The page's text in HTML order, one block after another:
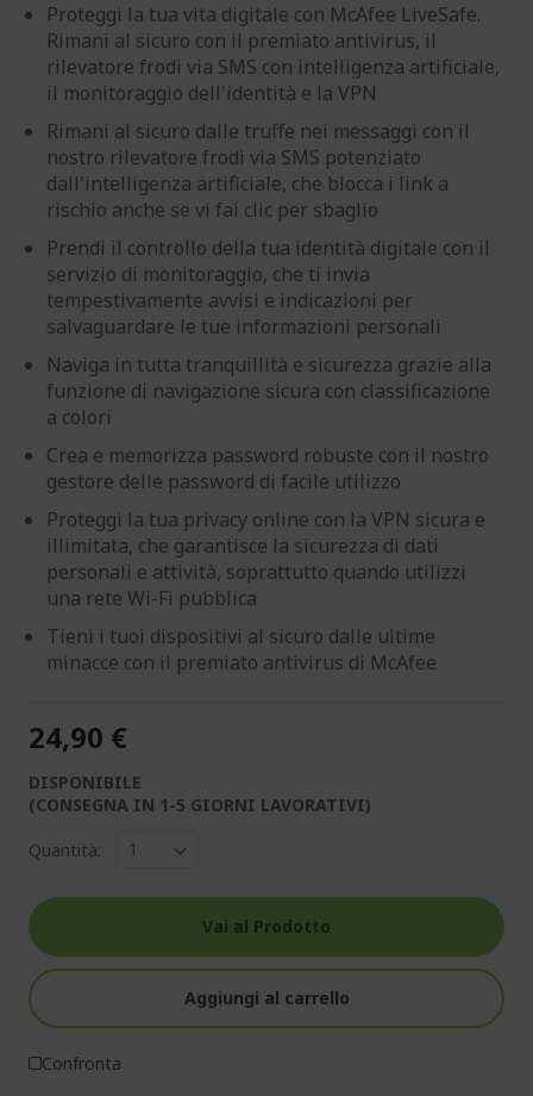
Proteggi la tua vita digitale con McAfee LiveSafe.
Rimani al sicuro con il premiato antivirus, il
rilevatore frodi via SMS con intelligenza artificiale,
il monitoraggio dell'identità e la VPN
Rimani al sicuro dalle truffe nei messaggi con il
nostro rilevatore frodi via SMS potenziato
dall'intelligenza artificiale, che blocca i link a
rischio anche se vi fai clic per sbaglio
Prendi il controllo della tua identità digitale con il
servizio di monitoraggio, che ti invia
tempestivamente avvisi e indicazioni per
salvaguardare le tue informazioni personali
Naviga in tutta tranquillità e sicurezza grazie alla
funzione di navigazione sicura con classificazione
a colori
Crea e memorizza password robuste con il nostro
gestore delle password di facile utilizzo
Proteggi la tua privacy online con la VPN sicura e
illimitata, che garantisce la sicurezza di dati
personali e attività, soprattutto quando utilizzi
una rete Wi-Fi pubblica
Tieni i tuoi dispositivi al sicuro dalle ultime
minacce con il premiato antivirus di McAfee
24,90 €
DISPONIBILE
(CONSEGNA IN 1-5 GIORNI LAVORATIVI)
Quantità:
Vai al Prodotto
Aggiungi al carrello
Confronta